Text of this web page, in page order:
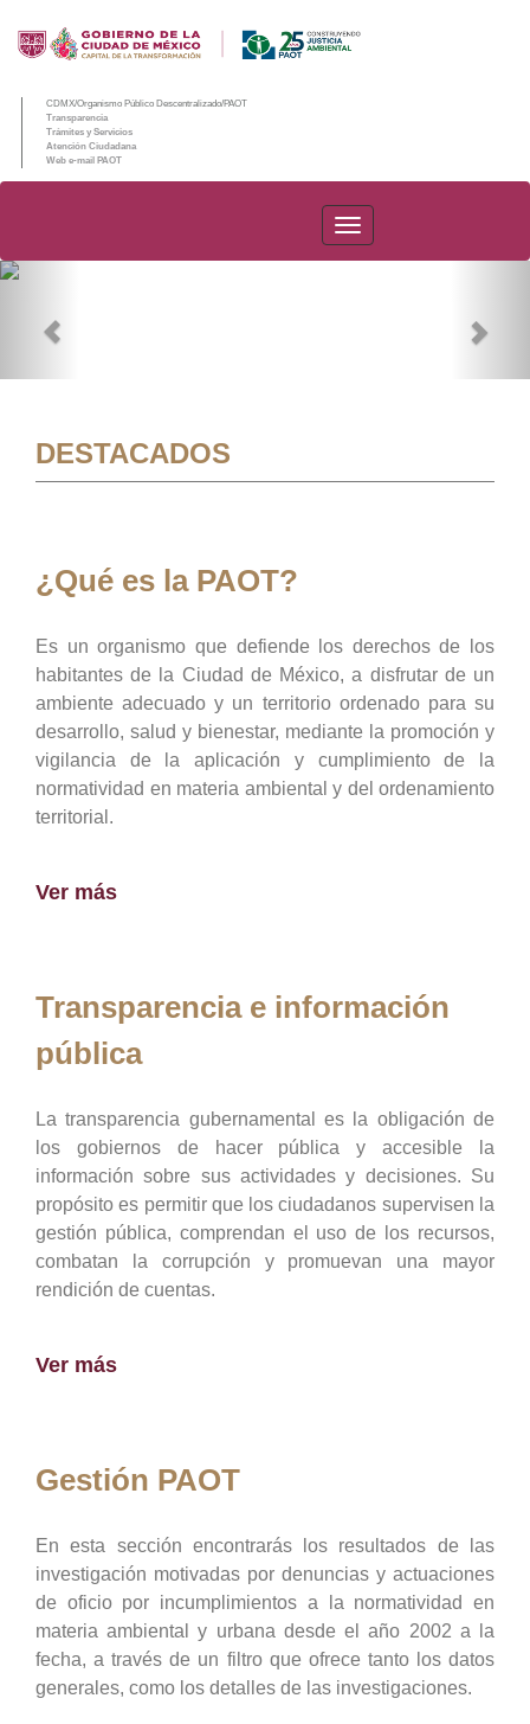
CDMX/Organismo Público Descentralizado/PAOT
Transparencia
Trámites y Servicios
Atención Ciudadana
Web e-mail PAOT
PAOT
DESTACADOS
¿Qué es la PAOT?
Es un organismo que defiende los derechos de los
habitantes de la Ciudad de México, a disfrutar de un
ambiente adecuado y un territorio ordenado para su
desarrollo, salud y bienestar, mediante la promoción y
vigilancia de la aplicación y cumplimiento de la
normatividad en materia ambiental y del ordenamiento
territorial.
Ver más
Transparencia e información
pública
La transparencia gubernamental es la obligación de
los gobiernos de hacer pública y accesible la
información sobre sus actividades y decisiones. Su
propósito es permitir que los ciudadanos supervisen la
gestión pública, comprendan el uso de los recursos,
combatan la corrupción y promuevan una mayor
rendición de cuentas.
Ver más
Gestión PAOT
En esta sección encontrarás los resultados de las
investigación motivadas por denuncias y actuaciones
de oficio por incumplimientos a la normatividad en
materia ambiental y urbana desde el año 2002 a la
fecha, a través de un filtro que ofrece tanto los datos
generales, como los detalles de las investigaciones.